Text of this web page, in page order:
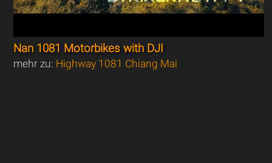
Nan 1081 Motorbikes with DJI
mehr zu: Highway 1081 Chiang Mai